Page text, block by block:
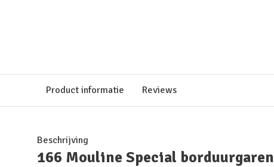
Product informatie Reviews
Beschrijving
166 Mouline Special borduurgaren